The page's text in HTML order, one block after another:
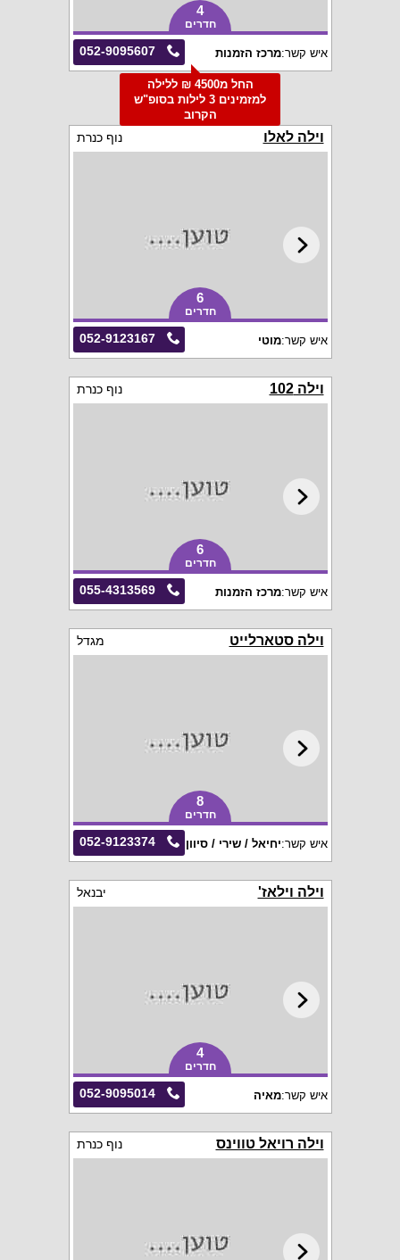
4
חדרים
052-9095607 איש קשר:מרכז הזמנות
החל מ4500 ₪ ללילה
למזמינים 3 לילות בסופ"ש
הקרוב
וילה לאלו נוף כנרת
6
חדרים
052-9123167 איש קשר:מוטי
וילה 102 נוף כנרת
6
חדרים
055-4313569 איש קשר:מרכז הזמנות
וילה סטארלייט מגדל
8
חדרים
052-9123374 איש קשר:יחיאל / שירי / סיוון
וילה וילאז' יבנאל
4
חדרים
052-9095014 איש קשר:מאיה
וילה רויאל טווינס נוף כנרת